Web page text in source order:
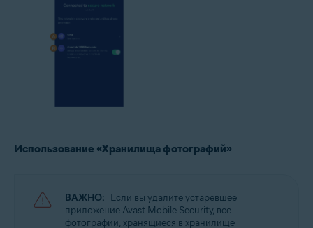
Использование «Хранилища фотографий»
ВАЖНО: Если вы удалите устаревшее
приложение Avast Mobile Security, все
фотографии, хранящиеся в хранилище